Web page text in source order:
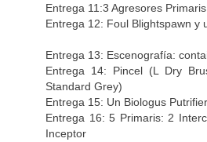
Entrega 11:3 Agresores Primaris
Entrega 12: Foul Blightspawn y
Entrega 13: Escenografía:
Entrega 14: Pincel (L Dry
Standard Grey)
Entrega 15: Un Biologus
Entrega 16: 5 Primaris: 2
Inceptor